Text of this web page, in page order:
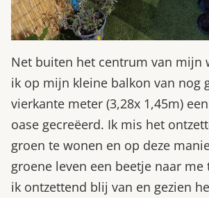
Net buiten het centrum van mijn
ik op mijn kleine balkon van nog
vierkante meter (3,28x 1,45m)
oase gecreëerd. Ik mis het
groen te wonen en op deze
groene leven een beetje naar
ik ontzettend blij van en gezien